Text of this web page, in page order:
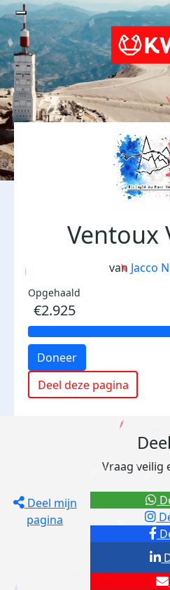
Ventoux
van Jacco
Opgehaald
€2.925
Doneer
Deel deze pagina
Deel mijn
pagina
Vraag veilig